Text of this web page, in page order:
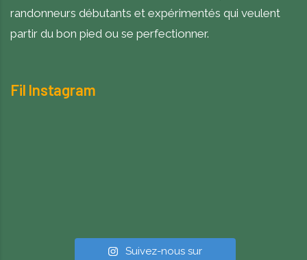
randonneurs débutants et expérimentés qui veulent
partir du bon pied ou se perfectionner.
Fil Instagram
Suivez-nous sur